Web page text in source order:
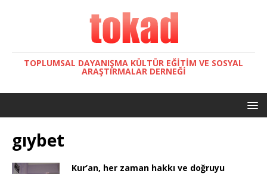
TOPLUMSAL DAYANIŞMA KÜLTÜR EĞITIM VE SOSYAL
ARAŞTIRMALAR DERNEĞI
gıybet
Kur’an, her zaman hakkı ve doğruyu